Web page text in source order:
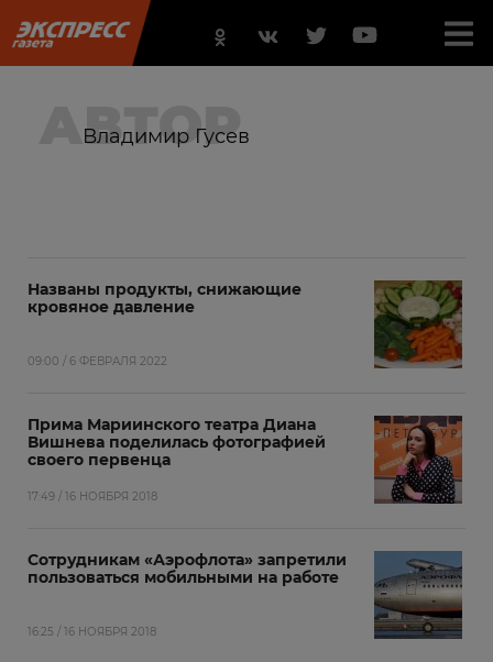
АВТОР
Владимир Гусев
Названы продукты, снижающие
кровяное давление
09:00 / 6 ФЕВРАЛЯ 2022
Прима Мариинского театра Диана
Вишнева поделилась фотографией
своего первенца
17:49 / 16 НОЯБРЯ 2018
Сотрудникам «Аэрофлота» запретили
пользоваться мобильными на работе
16:25 / 16 НОЯБРЯ 2018